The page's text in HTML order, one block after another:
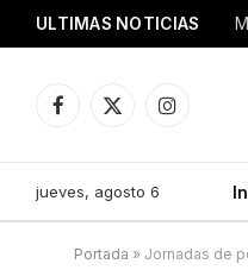
ULTIMAS NOTICIAS
Facebook
X
Instagram
jueves, agosto 6
Portada » Jornadas de